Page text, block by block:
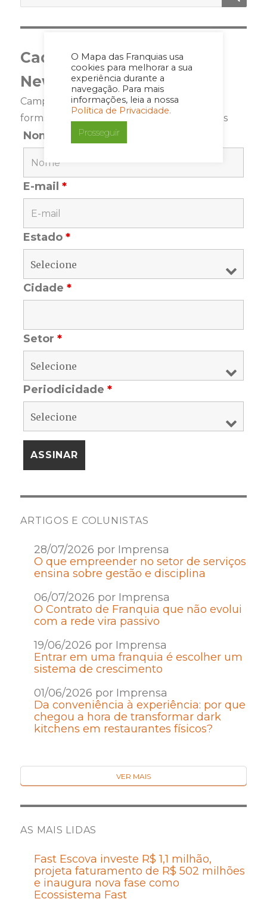
O Mapa das Franquias usa
cookies para melhorar a sua
experiência durante a
navegação. Para mais
informações, leia a nossa
Política de Privacidade.
Prosseguir
Cadastre-se para a
Newsletter
Campos marcados com <span class="ninja-
forms-req-symbol">*</span> são requeridos
Nome
E-mail*
Estado*
Cidade*
Setor*
Periodicidade*
ARTIGOS E COLUNISTAS
28/07/2026 por Imprensa
O que empreender no setor de serviços
ensina sobre gestão e disciplina
06/07/2026 por Imprensa
O Contrato de Franquia que não evolui
com a rede vira passivo
19/06/2026 por Imprensa
Entrar em uma franquia é escolher um
sistema de crescimento
01/06/2026 por Imprensa
Da conveniência à experiência: por que
chegou a hora de transformar dark
kitchens em restaurantes físicos?
VER MAIS
AS MAIS LIDAS
Fast Escova investe R$ 1,1 milhão,
projeta faturamento de R$ 502 milhões
e inaugura nova fase como
Ecossistema Fast